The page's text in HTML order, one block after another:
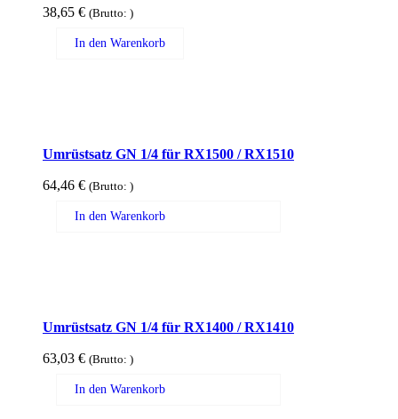
38,65 € (Brutto: )
In den Warenkorb
Umrüstsatz GN 1/4 für RX1500 / RX1510
64,46 € (Brutto: )
In den Warenkorb
Umrüstsatz GN 1/4 für RX1400 / RX1410
63,03 € (Brutto: )
In den Warenkorb